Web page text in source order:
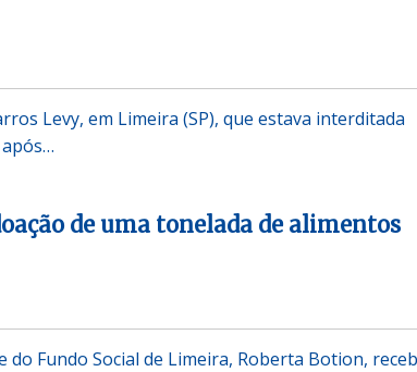
Levy, em Limeira (SP), que estava interditada
de uma tonelada de alimentos
Fundo Social de Limeira, Roberta Botion,